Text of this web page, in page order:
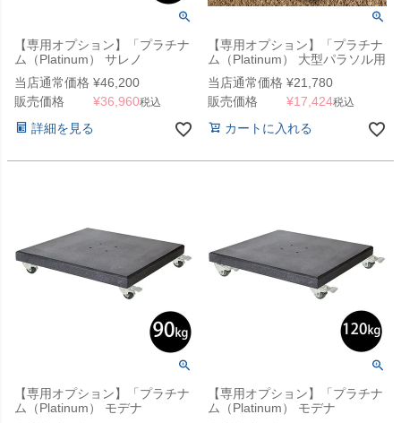
【専用オプション】「プラチナ
ム（Platinum） サレノ
（Salerno） 大型パラソル用 キ
ャスター付きベース 90kg」
当店通常価格 ¥46,200
販売価格
¥36,960税込
詳細を見る
【専用オプション】「プラチナ
ム（Platinum） 大型パラソル用
イングランドベース(地中埋込
み土台)」
当店通常価格 ¥21,780
販売価格
¥17,424税込
カートに入れる
【専用オプション】「プラチナ
ム（Platinum） モデナ
【専用オプション】「プラチナ
ム（Platinum） モデナ